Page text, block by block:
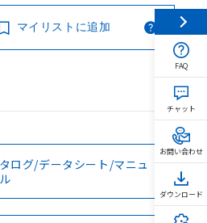
マイリストに追加
ログ/データシート/マニュ
FAQ
チャット
お問い合わせ
ダウンロード